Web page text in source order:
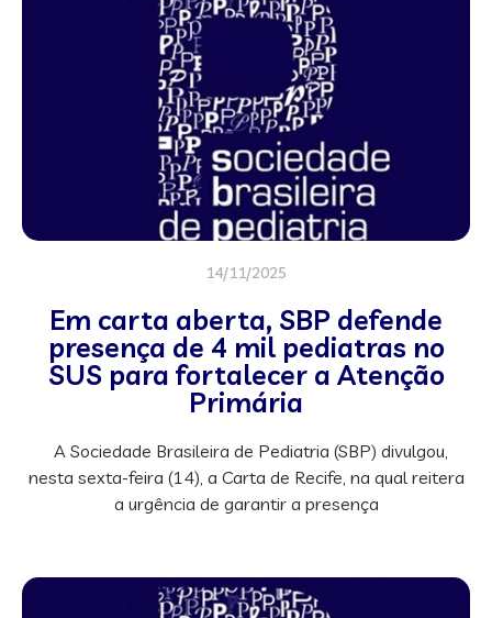
14/11/2025
Em carta aberta, SBP defende
presença de 4 mil pediatras no
SUS para fortalecer a Atenção
Primária
A Sociedade Brasileira de Pediatria (SBP) divulgou,
nesta sexta-feira (14), a Carta de Recife, na qual reitera
a urgência de garantir a presença